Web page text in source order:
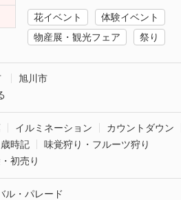
花イベント
体験イベント
物産展・観光フェア
祭り
旭川市
イルミネーション カウントダウン
時記
味覚狩り・フルーツ狩り
初売り
ル・パレード